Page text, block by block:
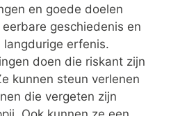
en goede doelen
geschiedenis en
erfenis.
doen die riskant zijn
kunnen steun verlenen
die vergeten zijn